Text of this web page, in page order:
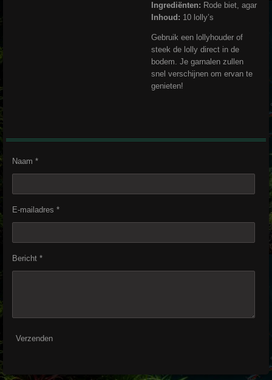
Ingrediënten: Rode biet, agar
Inhoud: 10 lolly’s
Gebruik een lollyhouder of
steek de lolly direct in de
bodem. Je garnalen zullen
snel verschijnen om ervan te
genieten!
Naam *
E-mailadres *
Bericht *
Verzenden